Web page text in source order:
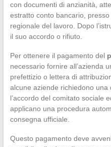
con documenti di anzianità,
estratto conto bancario,
regionale del lavoro. Dopo
il suo accordo o rifiuto.
Per ottenere il pagamento del
necessario fornire all’azienda
prefettizio o lettera di
alcune aziende richiedono
l’accordo del comitato sociale
applicano una procedura
consegna ufficiale.
Questo pagamento deve